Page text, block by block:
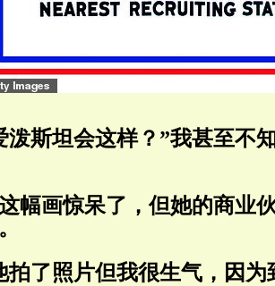
泼斯坦会这样？”我甚至不
幅画惊呆了，但她的商业
拍了照片但我很生气，因为